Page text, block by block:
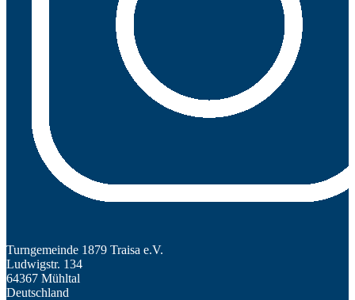
Turngemeinde 1879 Traisa e.V.
Ludwigstr. 134
64367 Mühltal
Deutschland